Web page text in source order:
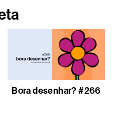
Bora desenhar? #266